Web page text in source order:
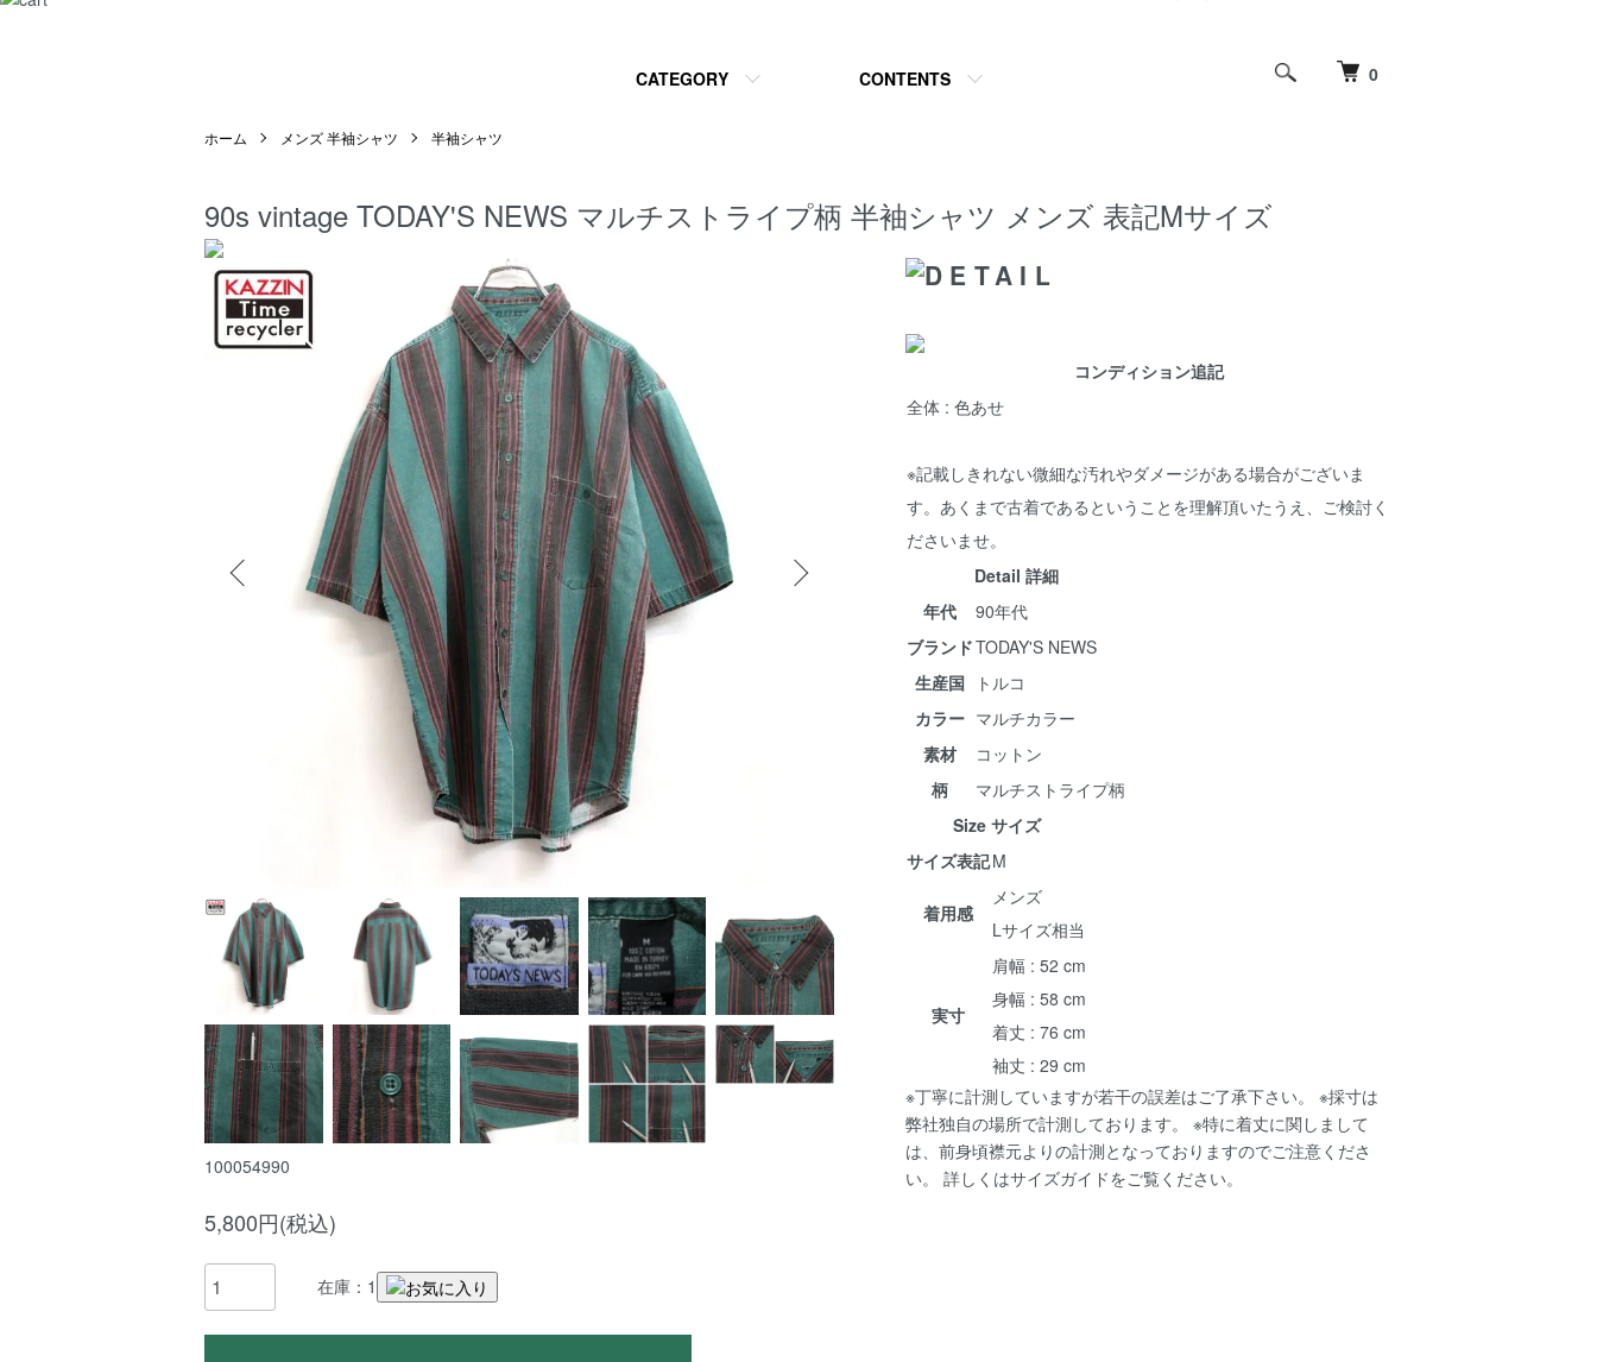
0
CATEGORY CONTENTS
ホーム メンズ 半袖シャツ 半袖シャツ
90s vintage TODAY'S NEWS マルチストライプ柄 半袖シャツ メンズ 表記Mサイズ
100054990
5,800円(税込)
在庫：1
コンディション追記
全体 : 色あせ
※記載しきれない微細な汚れやダメージがある場合がございま
す。あくまで古着であるということを理解頂いたうえ、ご検討く
ださいませ。
Detail 詳細
年代
90年代
ブランドTODAY'S NEWS
生産国
トルコ
カラー マルチカラー
素材
コットン
柄
マルチストライプ柄
Size サイズ
サイズ表記M
着用感
メンズ
Lサイズ相当
実寸
肩幅 : 52 cm
身幅 : 58 cm
着丈 : 76 cm
袖丈 : 29 cm
※丁寧に計測していますが若干の誤差はご了承下さい。 ※採寸は
弊社独自の場所で計測しております。 ※特に着丈に関しまして
は、前身頃襟元よりの計測となっておりますのでご注意くださ
い。 詳しくはサイズガイドをご覧ください。